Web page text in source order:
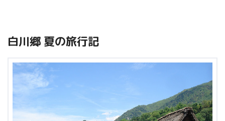
白川郷 夏の旅行記